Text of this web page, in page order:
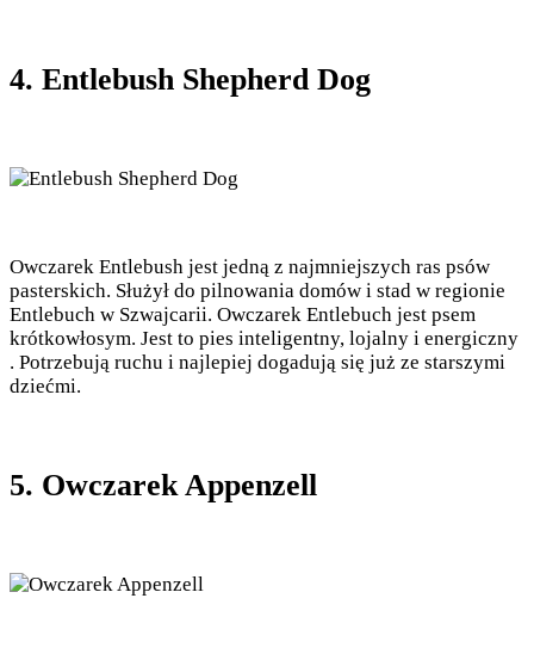
4. Entlebush Shepherd Dog
Owczarek Entlebush jest jedną z najmniejszych ras psów
pasterskich. Służył do pilnowania domów i stad w regionie
Entlebuch w Szwajcarii. Owczarek Entlebuch jest psem
krótkowłosym. Jest to pies inteligentny, lojalny i energiczny
. Potrzebują ruchu i najlepiej dogadują się już ze starszymi
dziećmi.
5. Owczarek Appenzell